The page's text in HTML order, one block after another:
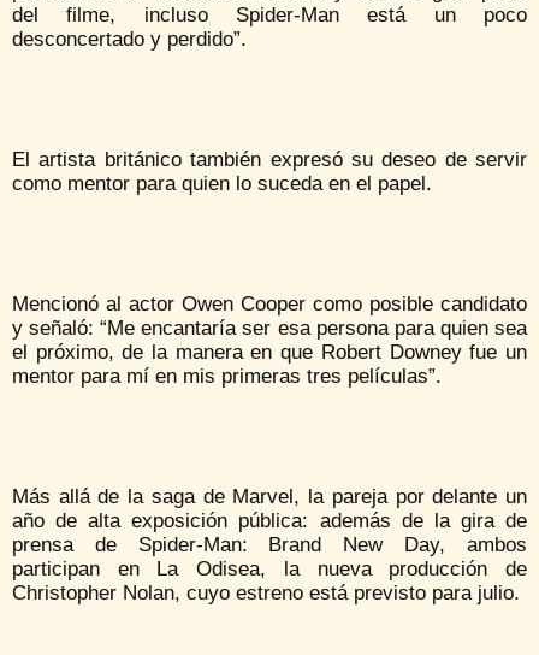
del filme, incluso Spider-Man está un poco
desconcertado y perdido”.
El artista británico también expresó su deseo de servir
como mentor para quien lo suceda en el papel.
Mencionó al actor Owen Cooper como posible candidato
y señaló: “Me encantaría ser esa persona para quien sea
el próximo, de la manera en que Robert Downey fue un
mentor para mí en mis primeras tres películas”.
Más allá de la saga de Marvel, la pareja por delante un
año de alta exposición pública: además de la gira de
prensa de Spider-Man: Brand New Day, ambos
participan en La Odisea, la nueva producción de
Christopher Nolan, cuyo estreno está previsto para julio.